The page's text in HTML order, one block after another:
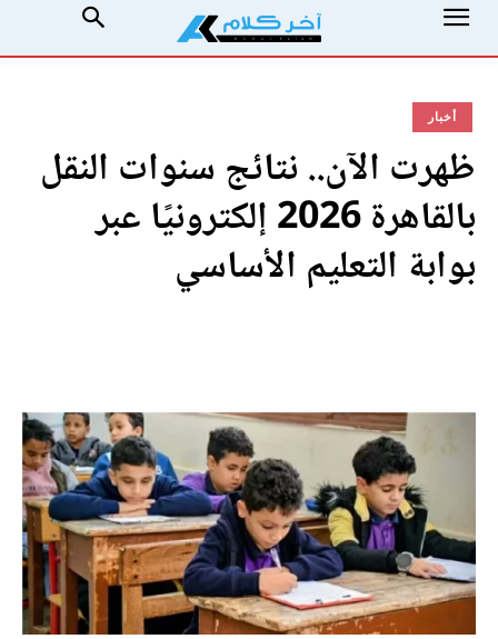
أخبار
ظهرت الآن.. نتائج سنوات النقل
بالقاهرة 2026 إلكترونيًا عبر
بوابة التعليم الأساسي